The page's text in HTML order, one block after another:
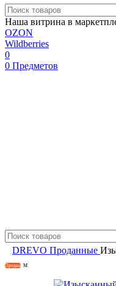
Наша витрина в
OZON
Wildberries
0
0 Предметов
DREVO Проданные
Продан M